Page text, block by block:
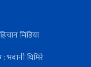
मिडिया
: भवानी घिमिरे